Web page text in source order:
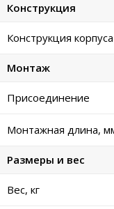
Конструкция
Конструкция корпуса
Монтаж
Присоединение
Монтажная длина,
Размеры и вес
Вес, кг